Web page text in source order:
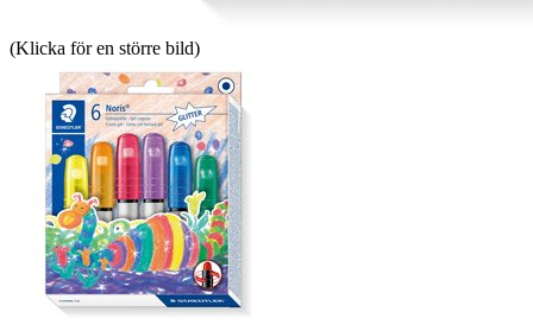
(Klicka för en större bild)